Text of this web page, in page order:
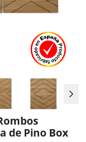
de Pino Box